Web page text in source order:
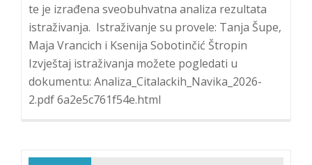
te je izrađena sveobuhvatna analiza rezultata
istraživanja. Istraživanje su provele: Tanja Šupe,
Maja Vrancich i Ksenija Sobotinčić Štropin
Izvještaj istraživanja možete pogledati u
dokumentu: Analiza_Citalackih_Navika_2026-
2.pdf 6a2e5c761f54e.html